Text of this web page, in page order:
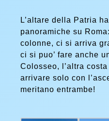
L’altare della Patria
panoramiche su
colonne, ci si arriva
ci si puo’ fare anche
Colosseo, l’altra
arrivare solo con
meritano entrambe!